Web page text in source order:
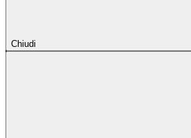
Chiudi